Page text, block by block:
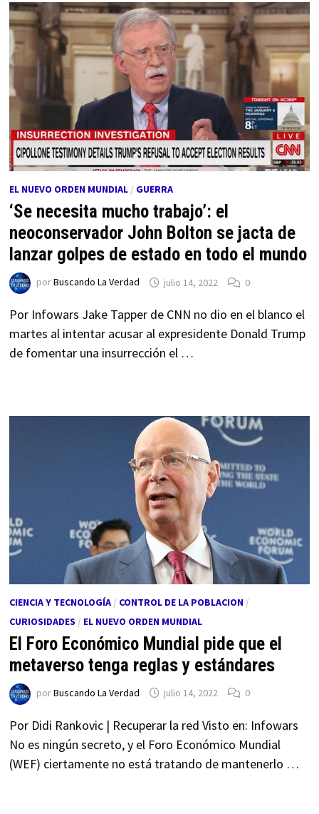
EL NUEVO ORDEN MUNDIAL/ GUERRA
‘Se necesita mucho trabajo’: el
neoconservador John Bolton se jacta de
lanzar golpes de estado en todo el mundo
porBuscando La Verdad julio 14, 2022 0
Por Infowars Jake Tapper de CNN no dio en el blanco el
martes al intentar acusar al expresidente Donald Trump
de fomentar una insurrección el …
CIENCIA Y TECNOLOGÍA/ CONTROL DE LA POBLACION/
CURIOSIDADES / EL NUEVO ORDEN MUNDIAL
El Foro Económico Mundial pide que el
metaverso tenga reglas y estándares
porBuscando La Verdad julio 14, 2022 0
Por Didi Rankovic | Recuperar la red Visto en: Infowars
No es ningún secreto, y el Foro Económico Mundial
(WEF) ciertamente no está tratando de mantenerlo …